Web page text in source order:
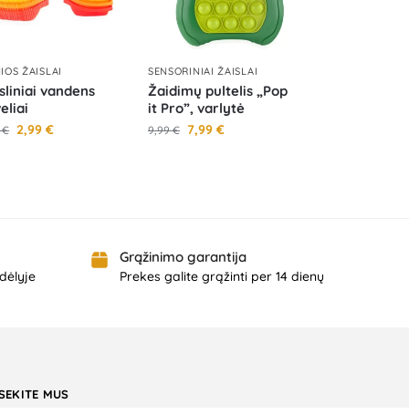
ŽAISLAI
vandens
€ 2,99€
SENSORINIAI ŽAISLAI
Žaidimų pultelis „Pop
it Pro”, varlytė
9,99€ 7,99 €
Grąžinimo garantija
Prekes galite grąžinti per 14 dienų
MUS